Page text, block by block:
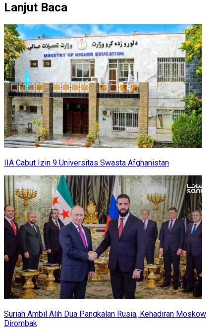
Lanjut Baca
IIA Cabut Izin 9 Universitas Swasta Afghanistan
Suriah Ambil Alih Dua Pangkalan Rusia, Kehadiran Moskow
Dirombak